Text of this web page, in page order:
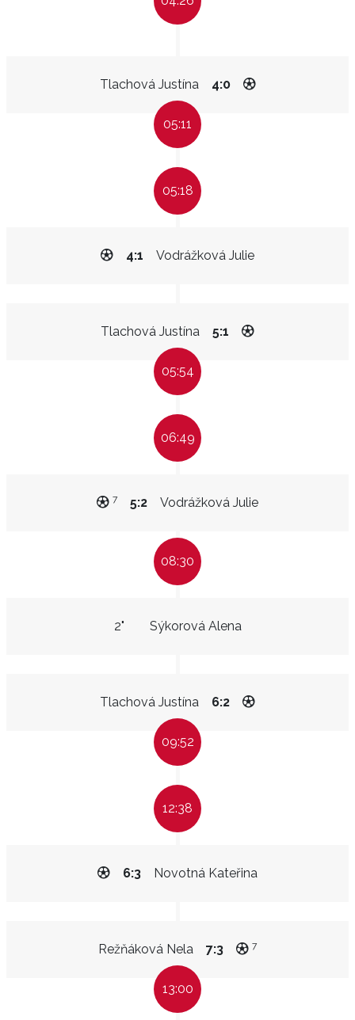
Tlachová Justína 4:0
05:11
05:18
Vodrážková Julie
4:1
Tlachová Justína 5:1
05:54
06:49
Vodrážková Julie
5:2
7
08:30
Sýkorová Alena
2"
Tlachová Justína 6:2
09:52
12:38
Novotná Kateřina
6:3
Režňáková Nela 7:3 7
13:00